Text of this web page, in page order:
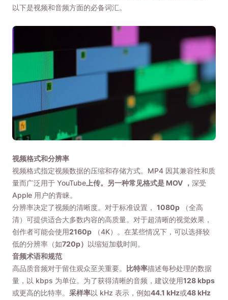
以下是视频和音频方面的必备词汇。
视频格式和分辨率
视频格式指定视频数据的压缩和存储方式。MP4 因其兼容性和质
量而广泛用于 YouTube 上传。另一种常见格式是 MOV ， 深受
Apple 用户的青睐。
分辨率决定了视频的清晰度。对于标准设置， 1080p （全高
清）可提供适合大多数内容的高质量。对于超清晰的视觉效果，
创作者可能会使用2160p （4K）。在某些情况下，可以选择较
低的分辨率（如720p） 以缩短加载时间。
音频术语和规范
高品质音频对于留住观众至关重要。
比特率描述每秒处理的数据
量，以 kbps 为单位。为了获得清晰的音频，建议使用128 kbps
或更高的比特率。 采样率以 kHz 表示，例如44.1 kHz或48 kHz
提醒我🔔
当您返回 MacOS 或 Windows PC 时，向自己发送
提醒以下载 Viddly。
Name
Email